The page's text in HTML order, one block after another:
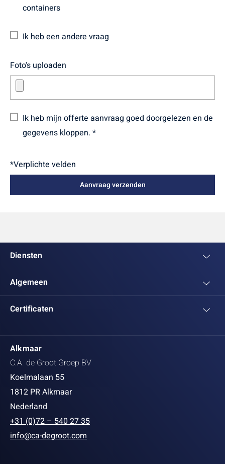
containers
Ik heb een andere vraag
Foto's uploaden
Ik heb mijn offerte aanvraag goed doorgelezen en de
gegevens kloppen. *
*Verplichte velden
Alkmaar
C.A. de Groot Groep BV
Koelmalaan 55
1812 PR Alkmaar
Nederland
+31 (0)72 – 540 27 35
info@ca-degroot.com
Diensten
Algemeen
Certificaten